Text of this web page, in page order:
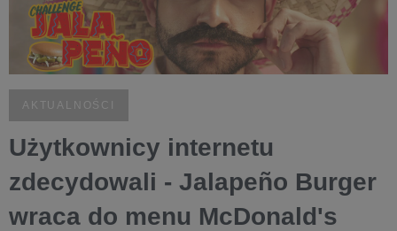
AKTUALNOŚCI
Użytkownicy internetu
zdecydowali - Jalapeño Burger
wraca do menu McDonald's